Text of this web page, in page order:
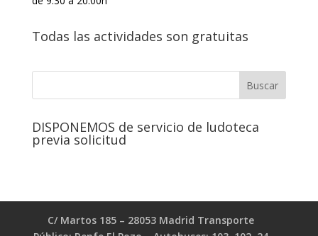
Todas las actividades son gratuitas
DISPONEMOS de servicio de ludoteca
previa solicitud
C/ Martos 185 – 28053 Madrid Transporte